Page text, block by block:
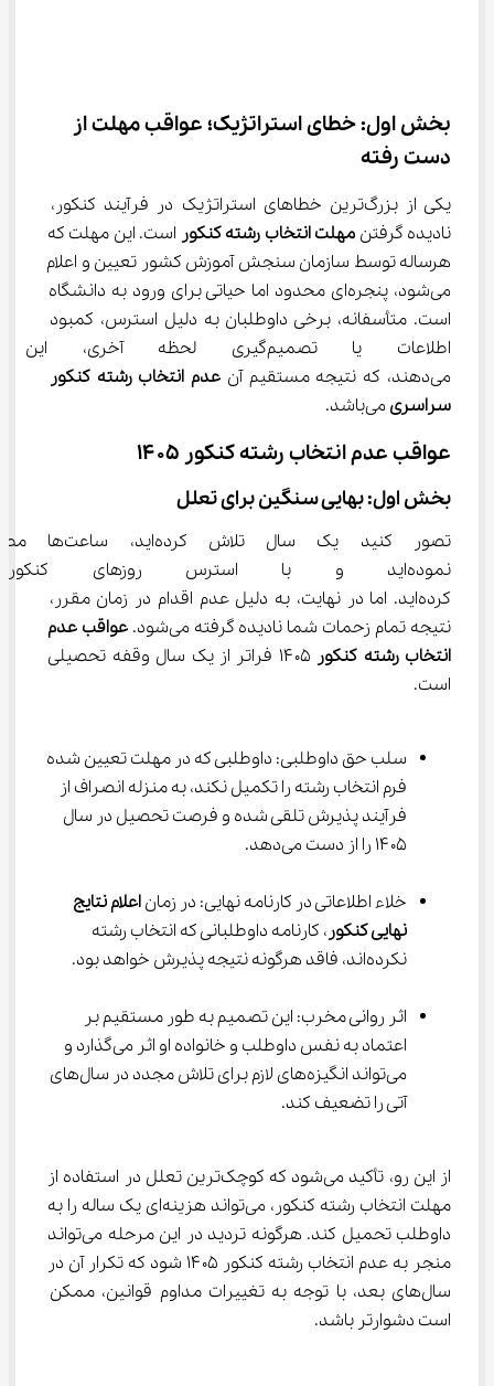
بخش اول: خطای استراتژیک؛ عواقب مهلت از
دست رفته
یکی از بزرگ‌ترین خطاهای استراتژیک در فرآیند کنکور،
نادیده گرفتن مهلت انتخاب رشته کنکور است. این مهلت که
هرساله توسط سازمان سنجش آموزش کشور تعیین و اعلام
می‌شود، پنجره‌ای محدود اما حیاتی برای ورود به دانشگاه
است. متأسفانه، برخی داوطلبان به دلیل استرس، کمبود
اطلاعات یا تصمیم‌گیری لحظه
می‌دهند، که نتیجه مستقیم آن
عدم انتخاب رشته کنکور
سراسری می‌باشد.
عواقب عدم انتخاب رشته کنکور ۱۴۰۵
بخش اول: بهایی سنگین برای تعلل
تصور کنید یک سال تلاش
نموده‌اید و با استرس روزهای
کرده‌اید. اما در نهایت، به دلیل عدم اقدام در زمان مقرر،
نتیجه تمام زحمات شما نادیده گرفته می‌شود.
عواقب عدم
انتخاب رشته کنکور
۱۴۰۵ فراتر از یک سال وقفه تحصیلی
است.
سلب حق داوطلبی: داوطلبی که در مهلت تعیین شده
فرم انتخاب رشته را تکمیل نکند، به منزله انصراف از
فرآیند پذیرش تلقی شده و فرصت تحصیل در سال
۱۴۰۵ را از دست می‌دهد.
خلاء اطلاعاتی در کارنامه نهایی: در زمان اعلام نتایج
نهایی کنکور، کارنامه داوطلبانی که انتخاب رشته
نکرده‌اند، فاقد هرگونه نتیجه پذیرش خواهد بود.
اثر روانی مخرب: این تصمیم به طور مستقیم بر
اعتماد به نفس داوطلب و خانواده او اثر می‌گذارد و
می‌تواند انگیزه‌های لازم برای تلاش مجدد در سال‌های
آتی را تضعیف کند.
از این رو، تأکید می‌شود که کوچک‌ترین تعلل در استفاده از
مهلت انتخاب رشته کنکور، می‌تواند هزینه‌ای یک ساله را به
داوطلب تحمیل کند. هرگونه تردید در این مرحله می‌تواند
منجر به عدم انتخاب رشته کنکور ۱۴۰۵ شود که تکرار آن در
سال‌های بعد، با توجه به تغییرات مداوم قوانین، ممکن
است دشوارتر باشد.